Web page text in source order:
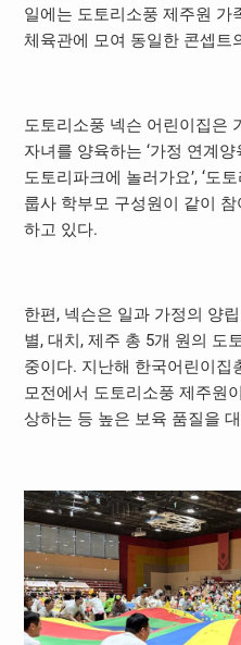
일에는 도토리소풍 제주원 가
체육관에 모여 동일한 콘셉트
도토리소풍 넥슨 어린이집은
자녀를 양육하는 ‘가정 연계
도토리파크에 놀러가요’, ‘도
룹사 학부모 구성원이 같이
하고 있다.
한편, 넥슨은 일과 가정의 양
별, 대치, 제주 총 5개 원의 도
중이다. 지난해 한국어린이집
모전에서 도토리소풍 제주원
상하는 등 높은 보육 품질을